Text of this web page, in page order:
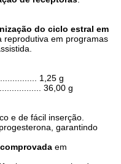
do ciclo estral em
reprodutiva em programas
1,25 g
36,00 g
e de fácil inserção.
garantindo
em